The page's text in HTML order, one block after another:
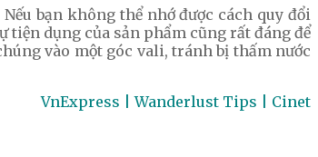
bạn không thể nhớ được cách quy đổi
tiện dụng của sản phẩm cũng rất đáng để
vào một góc vali, tránh bị thấm nước
VnExpress | Wanderlust Tips | Cinet